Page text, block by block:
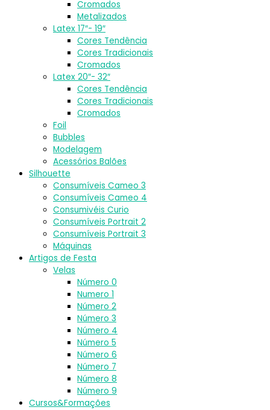
Cromados
Metalizados
Latex 17″- 19″
Cores Tendência
Cores Tradicionais
Cromados
Latex 20″- 32″
Cores Tendência
Cores Tradicionais
Cromados
Foil
Bubbles
Modelagem
Acessórios Balões
Silhouette
Consumíveis Cameo 3
Consumíveis Cameo 4
Consumivéis Curio
Consumíveis Portrait 2
Consumíveis Portrait 3
Máquinas
Artigos de Festa
Velas
Número 0
Numero 1
Número 2
Número 3
Número 4
Número 5
Número 6
Número 7
Número 8
Número 9
Cursos&Formações